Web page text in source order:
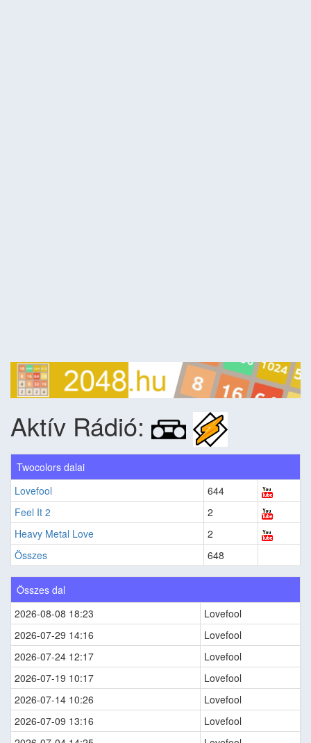
Aktív Rádió:
Twocolors dalai
Lovefool
644
Feel It 2
2
Heavy Metal Love
2
Összes
648
Összes dal
2026-08-08 18:23
Lovefool
2026-07-29 14:16
Lovefool
2026-07-24 12:17
Lovefool
2026-07-19 10:17
Lovefool
2026-07-14 10:26
Lovefool
2026-07-09 13:16
Lovefool